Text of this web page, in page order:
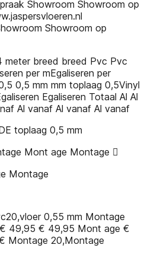
Showroom Showroom op
Showroom op
meter breed breed Pvc Pvc
per mEgaliseren per
0,5 mm mm toplaag 0,5Vinyl
Egaliseren Totaal Al Al
Al vanaf Al vanaf Al vanaf
toplaag 0,5 mm
Mont age Montage 
Montage
0,55 mm Montage
49,95 € 49,95 Mont age €
Montage 20,Montage